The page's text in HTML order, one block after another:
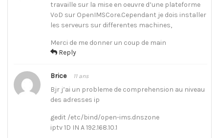
travaille sur la mise en oeuvre d’une plateforme
VoD sur OpenIMSCore.Cependant je dois installer
les serveurs sur differentes machines,
Merci de me donner un coup de main
Reply
Brice 11 ans
Bjr j’ai un probleme de comprehension au niveau
des adresses ip
gedit /etc/bind/open-ims.dnszone
iptv 1D IN A 192.168.10.1